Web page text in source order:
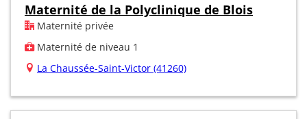
Maternité de la Polyclinique de Blois
Maternité privée
Maternité de niveau 1
La Chaussée-Saint-Victor (41260)